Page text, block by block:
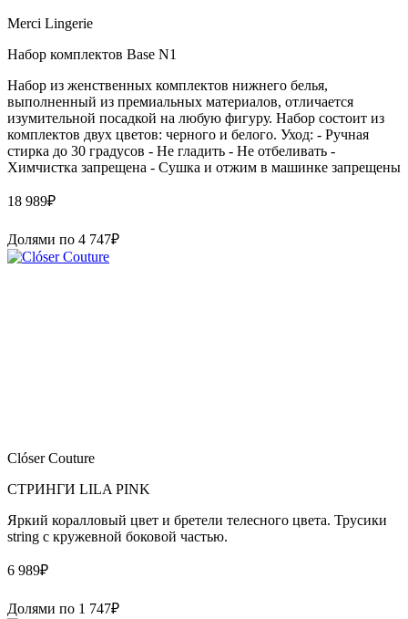
Merci Lingerie
Набор комплектов Base N1
Набор из женственных комплектов нижнего белья,
выполненный из премиальных материалов, отличается
изумительной посадкой на любую фигуру. Набор состоит из
комплектов двух цветов: черного и белого. Уход: - Ручная
стирка до 30 градусов - Не гладить - Не отбеливать -
Химчистка запрещена - Сушка и отжим в машинке запрещены
18 989₽
Долями по 4 747₽
Clóser Couture
СТРИНГИ LILA PINK
Яркий коралловый цвет и бретели телесного цвета. Трусики
string с кружевной боковой частью.
6 989₽
Долями по 1 747₽